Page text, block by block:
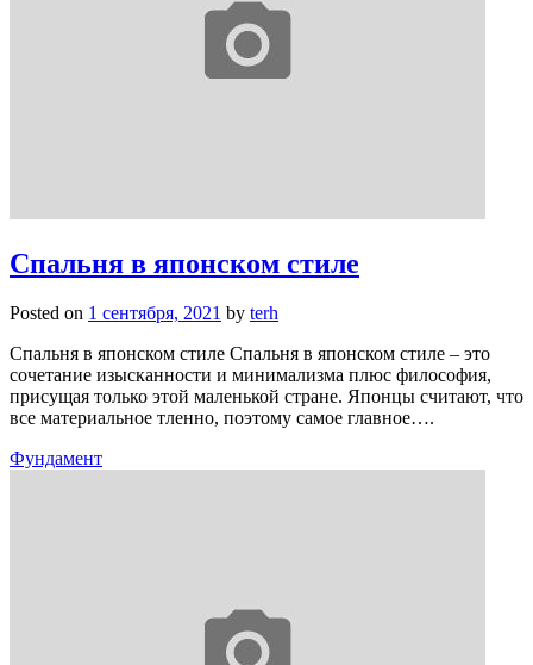
Спальня в японском стиле
Posted on 1 сентября, 2021 by terh
Спальня в японском стиле Спальня в японском стиле – это
сочетание изысканности и минимализма плюс философия,
присущая только этой маленькой стране. Японцы считают, что
все материальное тленно, поэтому самое главное….
Фундамент